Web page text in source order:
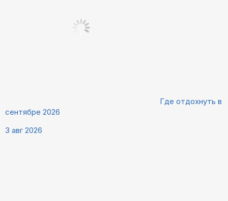
Где отдохнуть в
сентябре 2026
3 авг 2026